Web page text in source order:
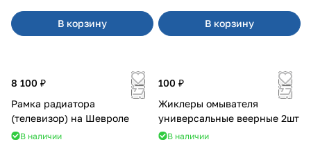
В корзину В корзину
8 100 ₽
Рамка радиатора
(телевизор) на Шевроле
В наличии
100 ₽
Жиклеры омывателя
универсальные веерные 2шт
В наличии